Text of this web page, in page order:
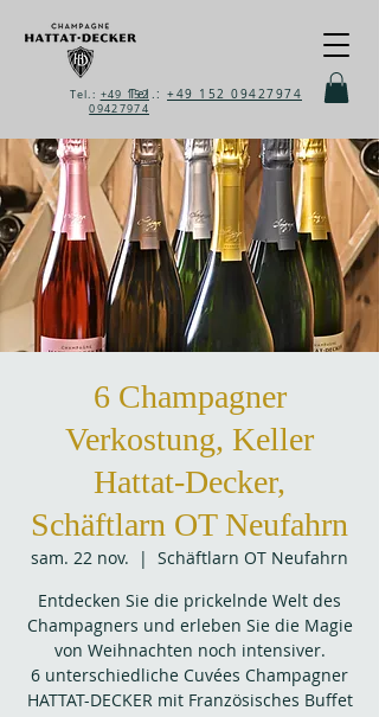
Tel.: +49 152 09427974
Tel.: +49 152
09427974
6 Champagner
Verkostung, Keller
Hattat-Decker,
Schäftlarn OT Neufahrn
sam. 22 nov.
  |
Schäftlarn OT Neufahrn
Entdecken Sie die prickelnde Welt des
Champagners und erleben Sie die Magie
von Weihnachten noch intensiver.
6 unterschiedliche Cuvées Champagner
HATTAT-DECKER mit Französisches Buffet